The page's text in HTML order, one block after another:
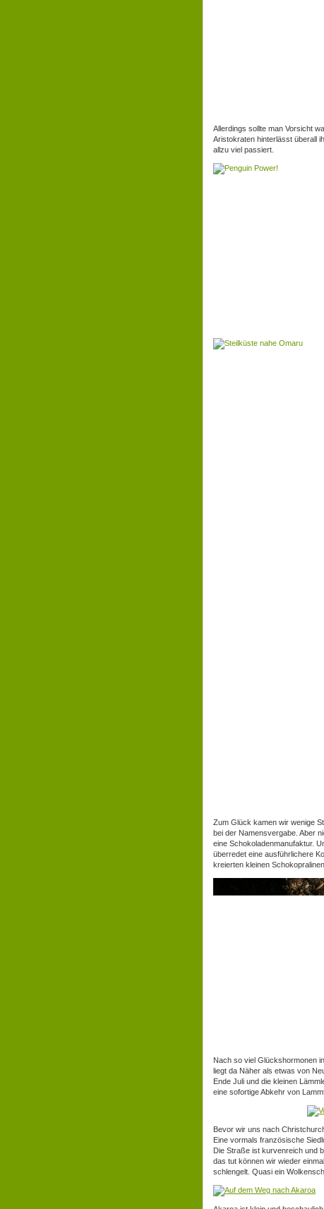
Allerdings sollte man Vorsicht
Aristokraten hinterlässt überall
allzu viel passiert.
Zum Glück kamen wir wenige
bei der Namensvergabe. Aber
eine Schokoladenmanufaktur.
überredet eine ausführlichere
kreierten kleinen
Nach so viel Glückshormonen
liegt da Näher als etwas von
Ende Juli und die kleinen
eine sofortige Abkehr von
Bevor wir uns nach
Eine vormals französische
Die Straße ist kurvenreich und
das tut können wir wieder
schlengelt. Quasi ein